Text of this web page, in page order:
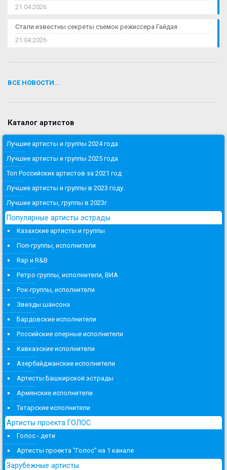
21.04.2026
Стали известны секреты съемок режиссера Гайдая
21.04.2026
ВСЕ НОВОСТИ...
Каталог артистов
Лучшие артисты и группы 2024 года
Лучшие артисты и группы 2025 года
Топ Российских артистов за 2021 год
Лучшие артисты и группы в 2023 году.
Лучшие артисты, группы в 2023г.
Популярные артисты эстрады
Казахские артисты и группы
Поп-группы, исполнители
Rap и R&B
Ретро группы, исполнители, ВИА
Рок-группы, исполнители
Звезды шансона
Бардовские исполнители
Российские оперные исполнители
Кавказские исполнители
Азербайджанские исполнители
Артисты Башкирской эстрады
Армянские исполнители
Татарские исполнители
Артисты проекта ГОЛОС
Голос - дети
Артисты проекта "Голос" на 1 канале
Зарубежные артисты